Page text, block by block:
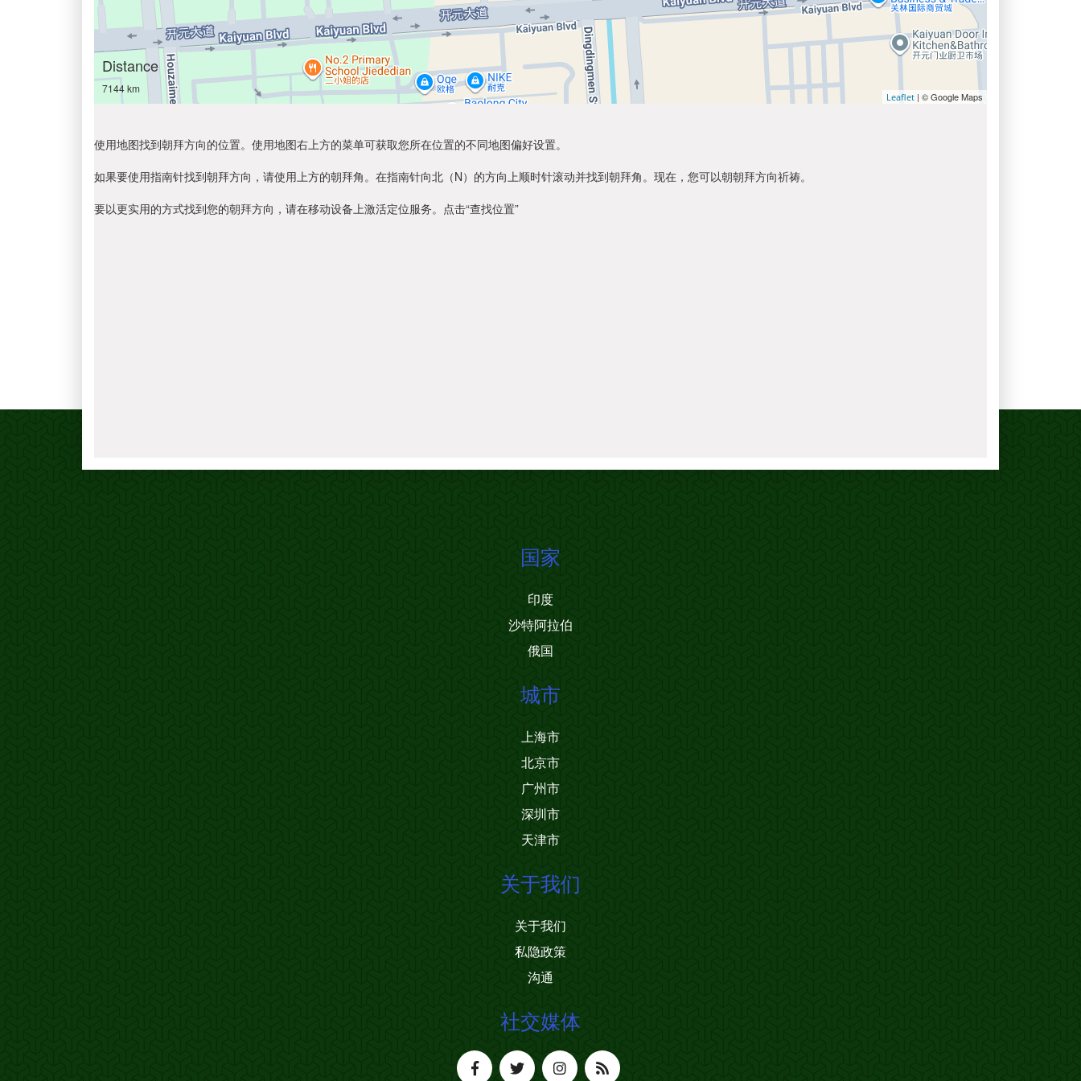
Distance
7144 km
Leaflet | © Google Maps
使用地图找到朝拜方向的位置。使用地图右上方的菜单可获取您所在位置的不同地图偏好设置。
如果要使用指南针找到朝拜方向，请使用上方的朝拜角。在指南针向北（N）的方向上顺时针滚动并找到朝拜角。现在，您可以朝朝拜方向祈祷。
要以更实用的方式找到您的朝拜方向，请在移动设备上激活定位服务。点击“查找位置”
国家
印度
沙特阿拉伯
俄国
城市
上海市
北京市
广州市
深圳市
天津市
关于我们
关于我们
私隐政策
沟通
社交媒体